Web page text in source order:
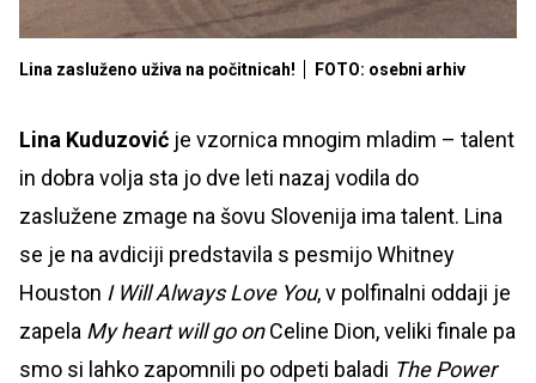
Lina zasluženo uživa na počitnicah! FOTO: osebni arhiv
Lina Kuduzović je vzornica mnogim mladim – talent
in dobra volja sta jo dve leti nazaj vodila do
zaslužene zmage na šovu Slovenija ima talent. Lina
se je na avdiciji predstavila s pesmijo Whitney
Houston I Will Always Love You, v polfinalni oddaji je
zapela My heart will go onCeline Dion, veliki finale pa
smo si lahko zapomnili po odpeti baladi The Power